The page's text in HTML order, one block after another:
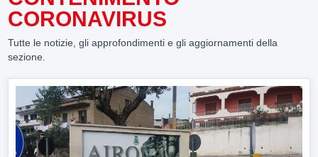
CORONAVIRUS
Tutte le notizie, gli approfondimenti e gli aggiornamenti della
sezione.